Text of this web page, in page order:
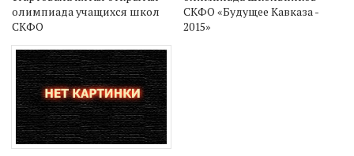
олимпиада учащихся школ
СКФО
СКФО «Будущее Кавказа -
2015»